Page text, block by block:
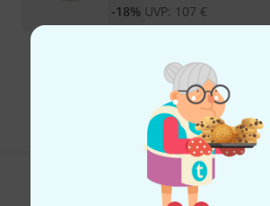
UVP: 107 €
-18%
Kostenloser Versand ab 29 €
Alle Preise inkl. MwSt.
Gefällt Ihnen, was Sie